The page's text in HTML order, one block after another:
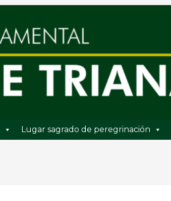
Lugar sagrado de peregrinación